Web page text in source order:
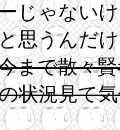
じゃない
思うんだ
まで散々
状況見て